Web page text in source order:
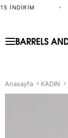
İNDIRIM
Anasayfa KADIN